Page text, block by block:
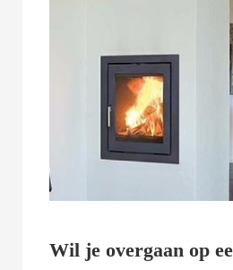
Wil je overgaan op